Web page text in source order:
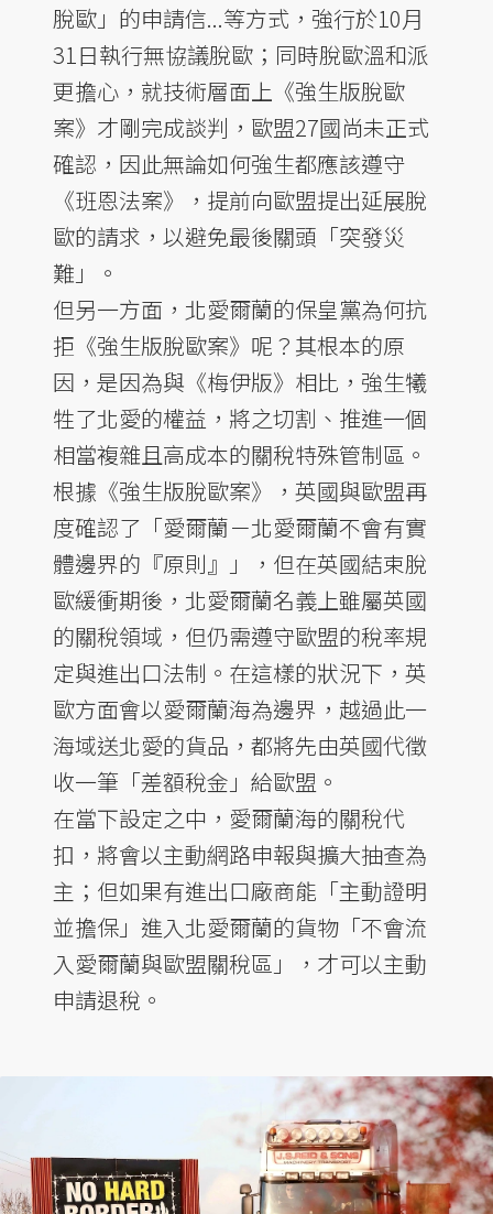
脫歐」的申請信...等方式，強行於10月
31日執行無協議脫歐；同時脫歐溫和派
更擔心，就技術層面上《強生版脫歐
案》才剛完成談判，歐盟27國尚未正式
確認，因此無論如何強生都應該遵守
《班恩法案》，提前向歐盟提出延展脫
歐的請求，以避免最後關頭「突發災
難」。
但另一方面，北愛爾蘭的保皇黨為何抗
拒《強生版脫歐案》呢？其根本的原
因，是因為與《梅伊版》相比，強生犧
牲了北愛的權益，將之切割、推進一個
相當複雜且高成本的關稅特殊管制區。
根據《強生版脫歐案》，英國與歐盟再
度確認了「愛爾蘭－北愛爾蘭不會有實
體邊界的『原則』」，但在英國結束脫
歐緩衝期後，北愛爾蘭名義上雖屬英國
的關稅領域，但仍需遵守歐盟的稅率規
定與進出口法制。在這樣的狀況下，英
歐方面會以愛爾蘭海為邊界，越過此一
海域送北愛的貨品，都將先由英國代徵
收一筆「差額稅金」給歐盟。
在當下設定之中，愛爾蘭海的關稅代
扣，將會以主動網路申報與擴大抽查為
主；但如果有進出口廠商能「主動證明
並擔保」進入北愛爾蘭的貨物「不會流
入愛爾蘭與歐盟關稅區」，才可以主動
申請退稅。